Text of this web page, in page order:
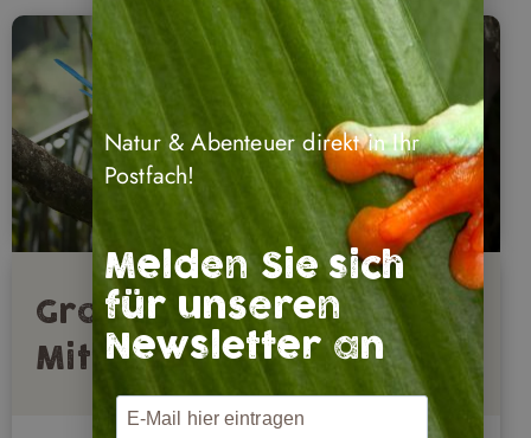
Großer Soldatenara in
Mittelamerika
Natur & Abenteuer direkt in Ihr
Postfach!
Melden Sie sich
für unseren
Newsletter an